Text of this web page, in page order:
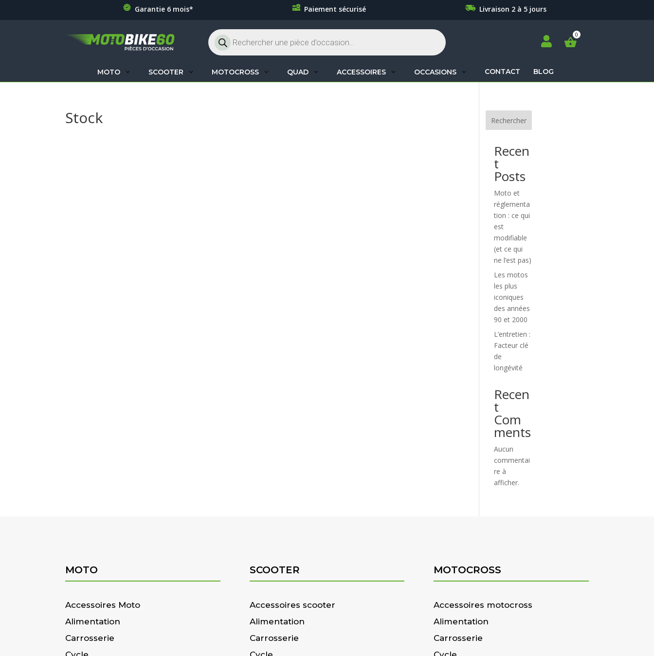
Garantie 6 mois* Paiement sécurisé Livraison 2 à 5 jours
Recherche
de
produits

MOTO SCOOTER MOTOCROSS QUAD ACCESSOIRES OCCASIONS CONTACT BLOG
produits
Stock Rechercher
Recen
t
Posts
Moto et
réglementa
tion : ce qui
est
modifiable
(et ce qui
ne l’est pas)
Les motos
les plus
iconiques
des années
90 et 2000
L’entretien :
Facteur clé
de
longévité
Recen
t
Com
ments
Aucun
commentai
re à
afficher.
MOTO
Accessoires Moto
Alimentation
Carrosserie
SCOOTER
Accessoires scooter
Alimentation
Carrosserie
MOTOCROSS
Accessoires motocross
Alimentation
Carrosserie